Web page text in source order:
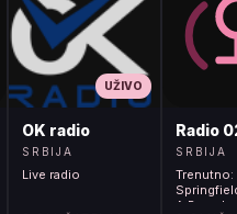
UŽIVO
OK radio
SRBIJA
Live radio
Radio
SRBIJA
Trenutno:
A